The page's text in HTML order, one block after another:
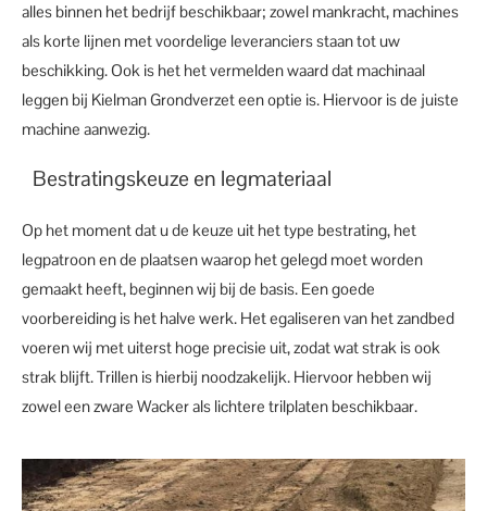
alles binnen het bedrijf beschikbaar; zowel mankracht, machines
als korte lijnen met voordelige leveranciers staan tot uw
beschikking. Ook is het het vermelden waard dat machinaal
leggen bij Kielman Grondverzet een optie is. Hiervoor is de juiste
machine aanwezig.
Bestratingskeuze en legmateriaal
Op het moment dat u de keuze uit het type bestrating, het
legpatroon en de plaatsen waarop het gelegd moet worden
gemaakt heeft, beginnen wij bij de basis. Een goede
voorbereiding is het halve werk. Het egaliseren van het zandbed
voeren wij met uiterst hoge precisie uit, zodat wat strak is ook
strak blijft. Trillen is hierbij noodzakelijk. Hiervoor hebben wij
zowel een zware Wacker als lichtere trilplaten beschikbaar.